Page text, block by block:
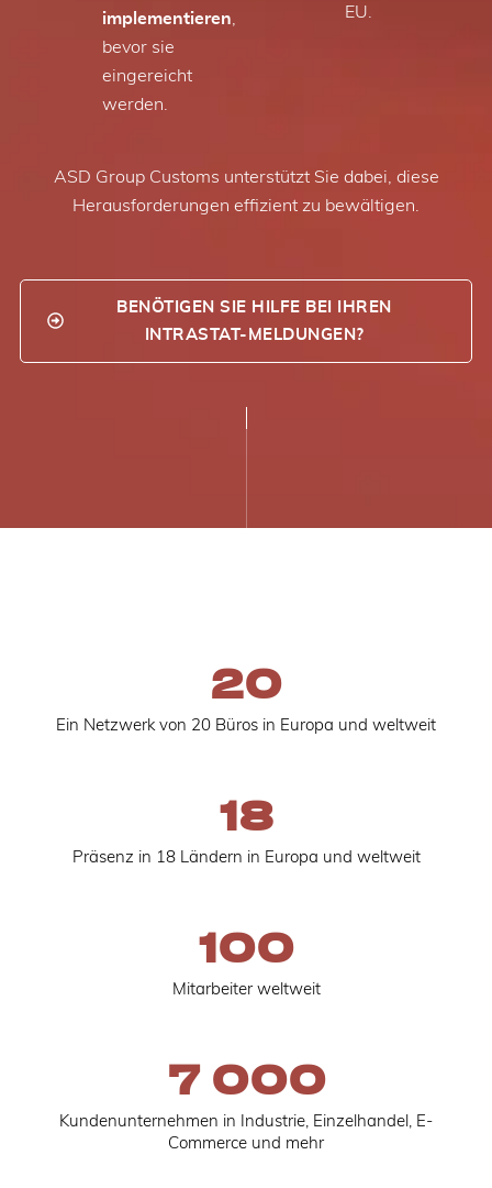
implementieren
bevor sie
eingereicht
werden.
EU.
ASD Group Customs unterstützt Sie dabei, diese
Herausforderungen effizient zu bewältigen.
BENÖTIGEN SIE HILFE BEI IHREN
INTRASTAT-MELDUNGEN?
Ein Netzwerk von 20 Büros in Europa und weltweit
20
Präsenz in 18 Ländern in Europa und weltweit
18
Mitarbeiter weltweit
100
Kundenunternehmen in Industrie, Einzelhandel, E-
Commerce und mehr
7 000